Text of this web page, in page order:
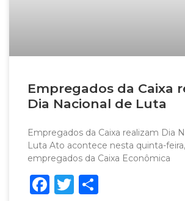
Empregados da Caixa
Dia Nacional de Luta
Empregados da Caixa realizam Dia
Luta Ato acontece nesta quinta-
empregados da Caixa Econômica
Facebook
Twitter